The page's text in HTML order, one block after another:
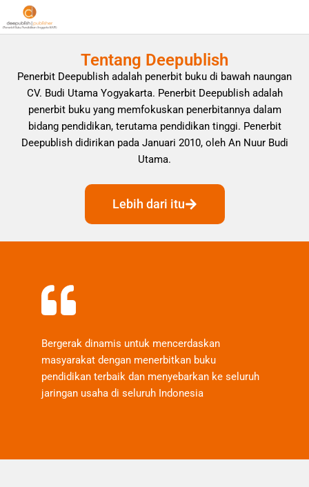
Tentang Deepublish
Penerbit Deepublish adalah penerbit buku di bawah naungan
CV. Budi Utama Yogyakarta. Penerbit Deepublish adalah
penerbit buku yang memfokuskan penerbitannya dalam
bidang pendidikan, terutama pendidikan tinggi. Penerbit
Deepublish didirikan pada Januari 2010, oleh An Nuur Budi
Utama.
Lebih dari itu
Bergerak dinamis untuk mencerdaskan
masyarakat dengan menerbitkan buku
pendidikan terbaik dan menyebarkan ke seluruh
jaringan usaha di seluruh Indonesia